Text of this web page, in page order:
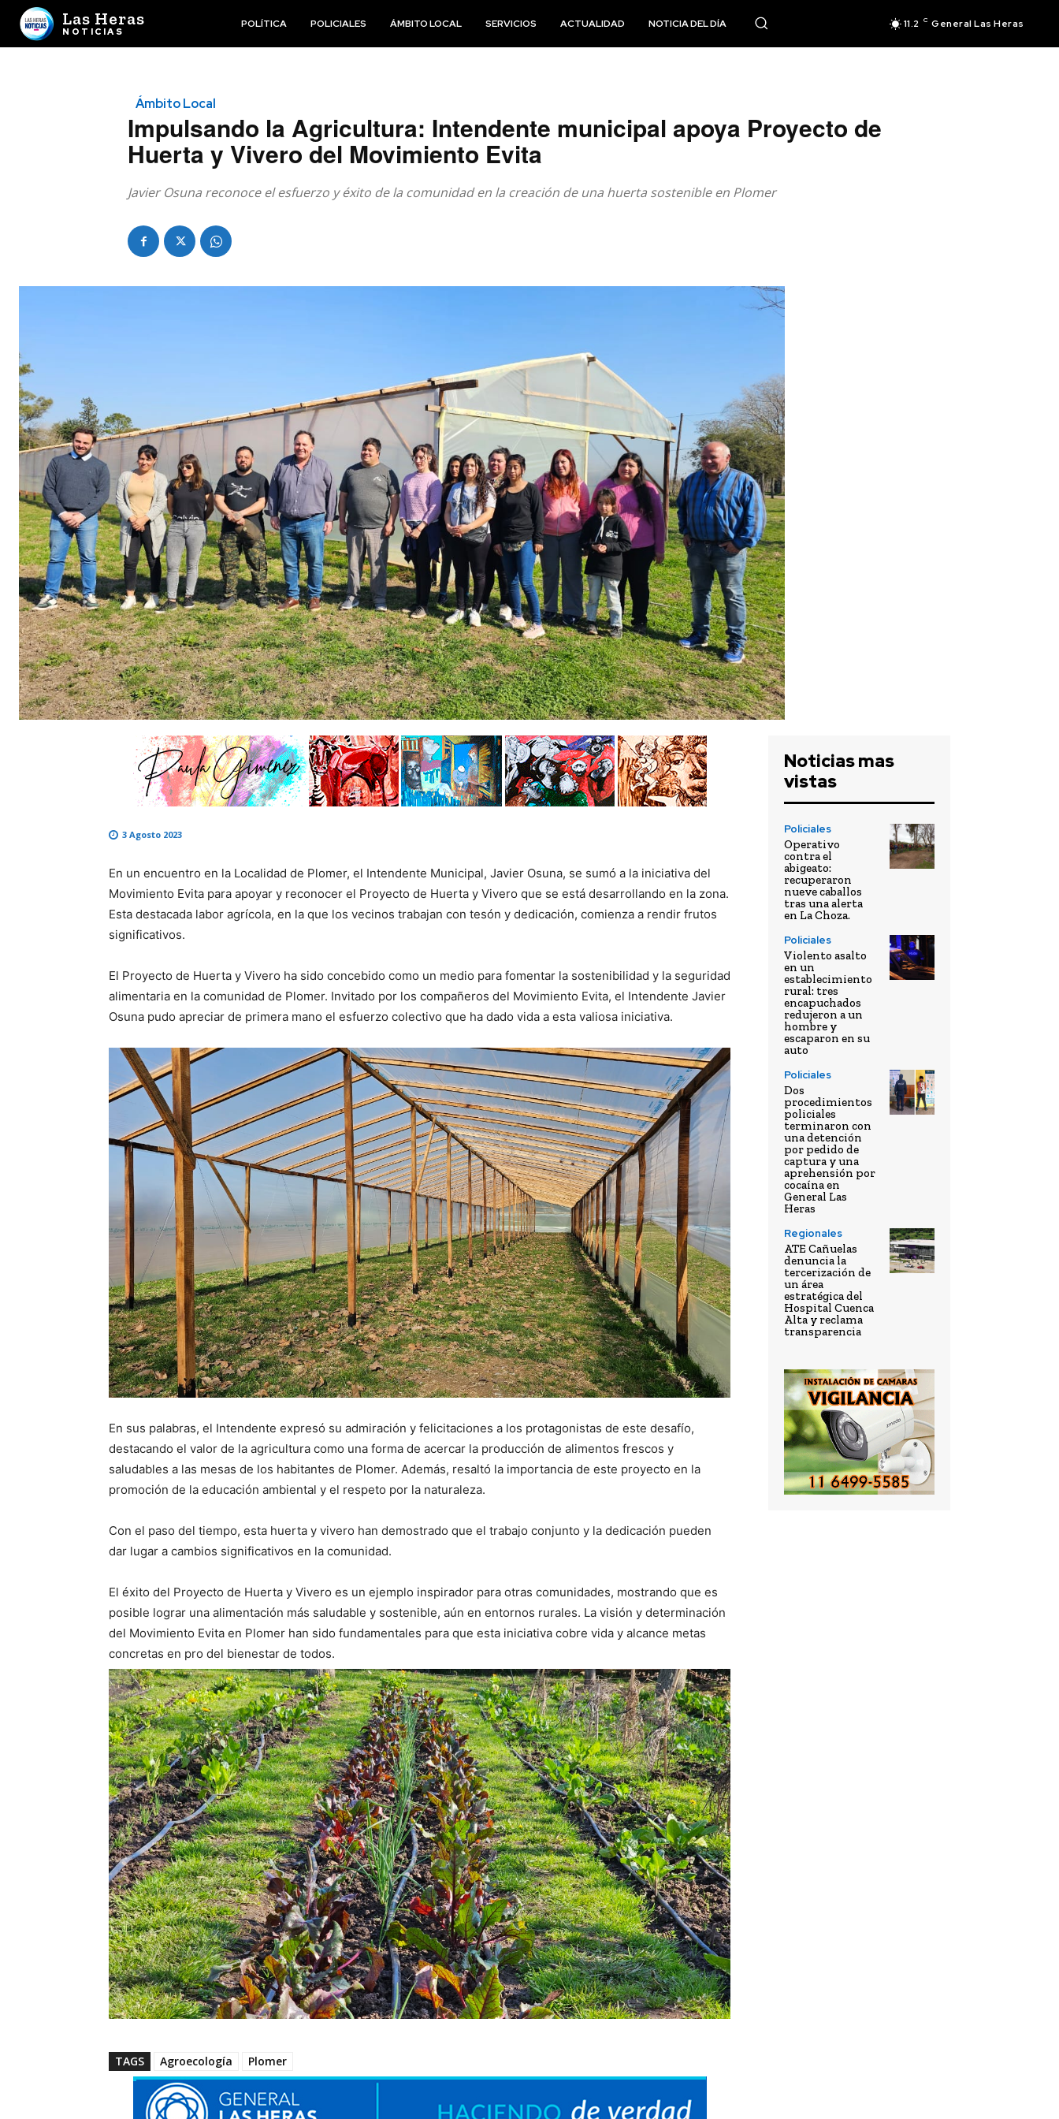
Las Heras
NOTICIAS
POLÍTICA POLICIALES ÁMBITO LOCAL SERVICIOS ACTUALIDAD NOTICIA DEL DÍA 11.2 C General Las Heras
Ámbito Local
Impulsando la Agricultura: Intendente municipal apoya Proyecto de
Huerta y Vivero del Movimiento Evita
Javier Osuna reconoce el esfuerzo y éxito de la comunidad en la creación de una huerta sostenible en Plomer
3 Agosto 2023
En un encuentro en la Localidad de Plomer, el Intendente Municipal, Javier Osuna, se sumó a la iniciativa del
Movimiento Evita para apoyar y reconocer el Proyecto de Huerta y Vivero que se está desarrollando en la zona.
Esta destacada labor agrícola, en la que los vecinos trabajan con tesón y dedicación, comienza a rendir frutos
significativos.
El Proyecto de Huerta y Vivero ha sido concebido como un medio para fomentar la sostenibilidad y la seguridad
alimentaria en la comunidad de Plomer. Invitado por los compañeros del Movimiento Evita, el Intendente Javier
Osuna pudo apreciar de primera mano el esfuerzo colectivo que ha dado vida a esta valiosa iniciativa.
En sus palabras, el Intendente expresó su admiración y felicitaciones a los protagonistas de este desafío,
destacando el valor de la agricultura como una forma de acercar la producción de alimentos frescos y
saludables a las mesas de los habitantes de Plomer. Además, resaltó la importancia de este proyecto en la
promoción de la educación ambiental y el respeto por la naturaleza.
Con el paso del tiempo, esta huerta y vivero han demostrado que el trabajo conjunto y la dedicación pueden
dar lugar a cambios significativos en la comunidad.
El éxito del Proyecto de Huerta y Vivero es un ejemplo inspirador para otras comunidades, mostrando que es
posible lograr una alimentación más saludable y sostenible, aún en entornos rurales. La visión y determinación
del Movimiento Evita en Plomer han sido fundamentales para que esta iniciativa cobre vida y alcance metas
concretas en pro del bienestar de todos.
TAGS Agroecología Plomer
Noticias mas
vistas
Policiales
Operativo
contra el
abigeato:
recuperaron
nueve caballos
tras una alerta
en La Choza.
Policiales
Violento asalto
en un
establecimiento
rural: tres
encapuchados
redujeron a un
hombre y
escaparon en su
auto
Policiales
Dos
procedimientos
policiales
terminaron con
una detención
por pedido de
captura y una
aprehensión por
cocaína en
General Las
Heras
Regionales
ATE Cañuelas
denuncia la
tercerización de
un área
estratégica del
Hospital Cuenca
Alta y reclama
transparencia